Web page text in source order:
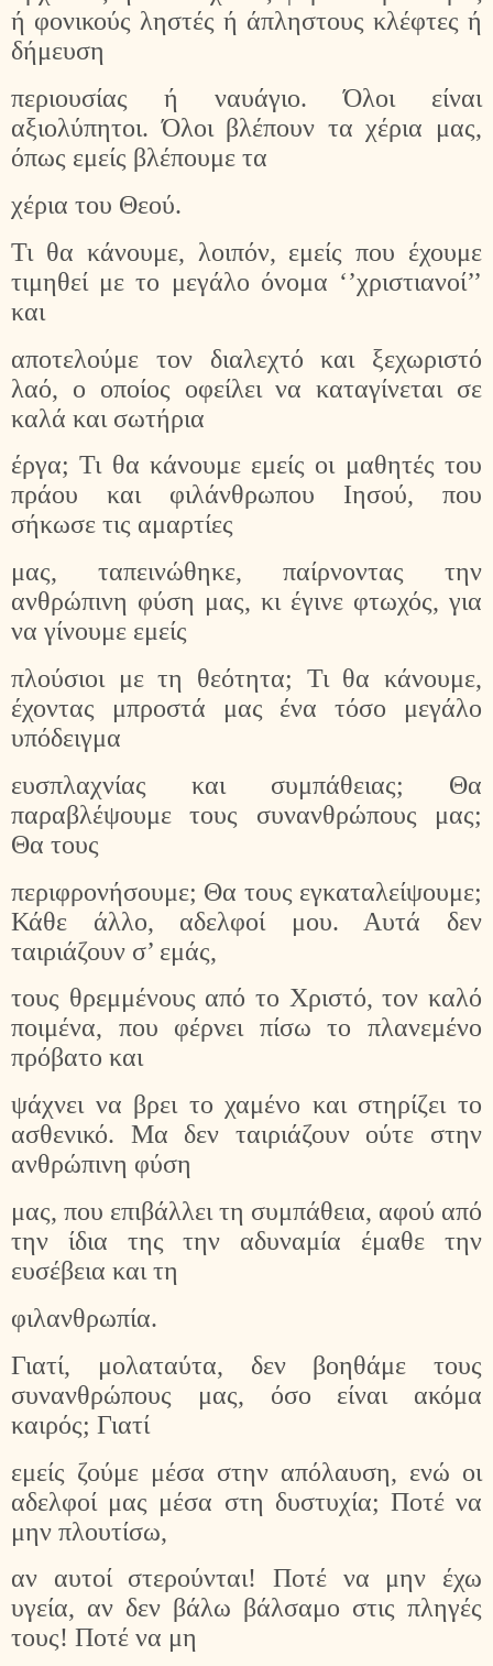
ή φονικούς ληστές ή άπληστους κλέφτες ή
δήμευση
περιουσίας ή ναυάγιο. Όλοι είναι
αξιολύπητοι. Όλοι βλέπουν τα χέρια μας,
όπως εμείς βλέπουμε τα
χέρια του Θεού.
Τι θα κάνουμε, λοιπόν, εμείς που έχουμε
τιμηθεί με το μεγάλο όνομα ‘’χριστιανοί’’
και
αποτελούμε τον διαλεχτό και ξεχωριστό
λαό, ο οποίος οφείλει να καταγίνεται σε
καλά και σωτήρια
έργα; Τι θα κάνουμε εμείς οι μαθητές του
πράου και φιλάνθρωπου Ιησού, που
σήκωσε τις αμαρτίες
μας, ταπεινώθηκε, παίρνοντας την
ανθρώπινη φύση μας, κι έγινε φτωχός, για
να γίνουμε εμείς
πλούσιοι με τη θεότητα; Τι θα κάνουμε,
έχοντας μπροστά μας ένα τόσο μεγάλο
υπόδειγμα
ευσπλαχνίας και συμπάθειας; Θα
παραβλέψουμε τους συνανθρώπους μας;
Θα τους
περιφρονήσουμε; Θα τους εγκαταλείψουμε;
Κάθε άλλο, αδελφοί μου. Αυτά δεν
ταιριάζουν σ’ εμάς,
τους θρεμμένους από το Χριστό, τον καλό
ποιμένα, που φέρνει πίσω το πλανεμένο
πρόβατο και
ψάχνει να βρει το χαμένο και στηρίζει το
ασθενικό. Μα δεν ταιριάζουν ούτε στην
ανθρώπινη φύση
μας, που επιβάλλει τη συμπάθεια, αφού από
την ίδια της την αδυναμία έμαθε την
ευσέβεια και τη
φιλανθρωπία.
Γιατί, μολαταύτα, δεν βοηθάμε τους
συνανθρώπους μας, όσο είναι ακόμα
καιρός; Γιατί
εμείς ζούμε μέσα στην απόλαυση, ενώ οι
αδελφοί μας μέσα στη δυστυχία; Ποτέ να
μην πλουτίσω,
αν αυτοί στερούνται! Ποτέ να μην έχω
υγεία, αν δεν βάλω βάλσαμο στις πληγές
τους! Ποτέ να μη